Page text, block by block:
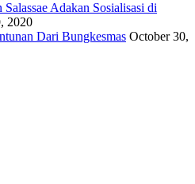
Adakan Sosialisasi di
2020
Dari Bungkesmas October 30,